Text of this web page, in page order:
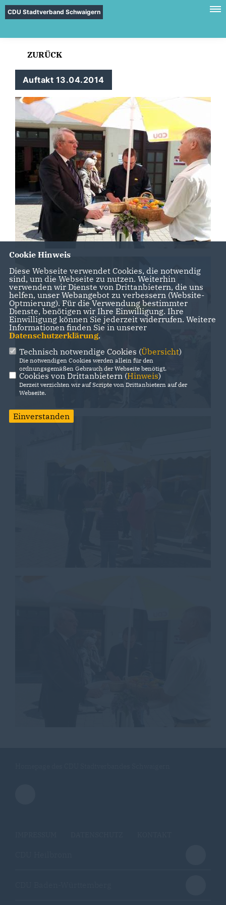
CDU Stadtverband Schwaigern
ZURÜCK
Auftakt 13.04.2014
Cookie Hinweis
Diese Webseite verwendet Cookies, die notwendig
sind, um die Webseite zu nutzen. Weiterhin
verwenden wir Dienste von Drittanbietern, die uns
helfen, unser Webangebot zu verbessern (Website-
Optmierung). Für die Verwendung bestimmter
Dienste, benötigen wir Ihre Einwilligung. Ihre
Einwilligung können Sie jederzeit widerrufen. Weitere
Informationen finden Sie in unserer
Datenschutzerklärung.
Technisch notwendige Cookies (Übersicht)
Die notwendigen Cookies werden allein für den
ordnungsgemäßen Gebrauch der Webseite benötigt.
Cookies von Drittanbietern (Hinweis)
Derzeit verzichten wir auf Scripte von Drittanbietern auf der
Webseite.
Einverstanden